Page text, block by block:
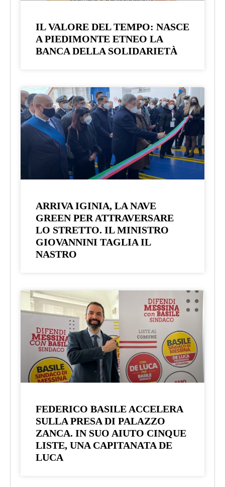
IL VALORE DEL TEMPO: NASCE
A PIEDIMONTE ETNEO LA
BANCA DELLA SOLIDARIETÀ
ARRIVA IGINIA, LA NAVE
GREEN PER ATTRAVERSARE
LO STRETTO. IL MINISTRO
GIOVANNINI TAGLIA IL
NASTRO
FEDERICO BASILE ACCELERA
SULLA PRESA DI PALAZZO
ZANCA. IN SUO AIUTO CINQUE
LISTE, UNA CAPITANATA DE
LUCA